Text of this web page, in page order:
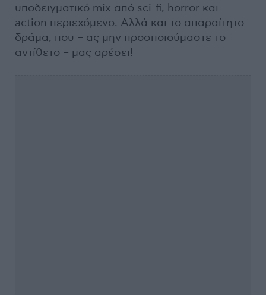
υποδειγματικό mix από sci-fi, horror και
action περιεχόμενο. Αλλά και το απαραίτητο
δράμα, που – ας μην προσποιούμαστε το
αντίθετο – μας αρέσει!